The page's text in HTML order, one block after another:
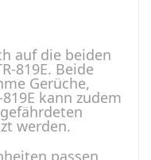
auf die beiden
819E. Beide
Gerüche,
kann zudem
werden.
passen